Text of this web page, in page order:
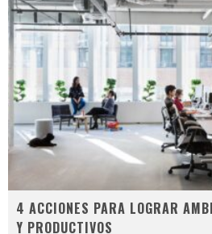
4 ACCIONES PARA LOGRAR
Y PRODUCTIVOS